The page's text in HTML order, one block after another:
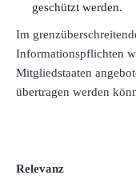
geschützt werden.
Im
Informationspflichten
Mitgliedstaaten
übertragen werden
Relevanz